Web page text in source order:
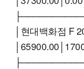
│현대백화점 F